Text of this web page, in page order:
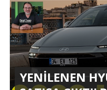
YENİLENEN